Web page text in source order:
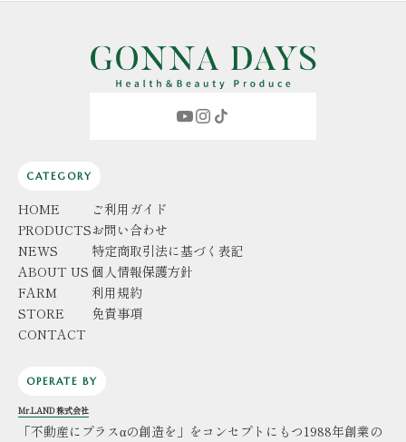
CATEGORY
HOME
PRODUCTS
NEWS
ABOUT US
FARM
STORE
CONTACT
ご利用ガイド
お問い合わせ
特定商取引法に基づく表記
個人情報保護方針
利用規約
免責事項
OPERATE BY
Mr.LAND 株式会社
「不動産にプラスαの創造を」をコンセプトにもつ1988年創業の